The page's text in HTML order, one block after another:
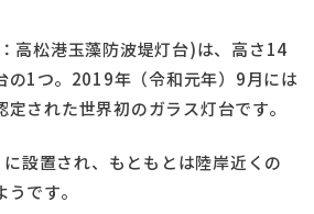
高松港玉藻防波堤灯台)は、高さ14
の1つ。2019年（令和元年）9月には
定された世界初のガラス灯台です。
設置され、もともとは陸岸近くの
です。